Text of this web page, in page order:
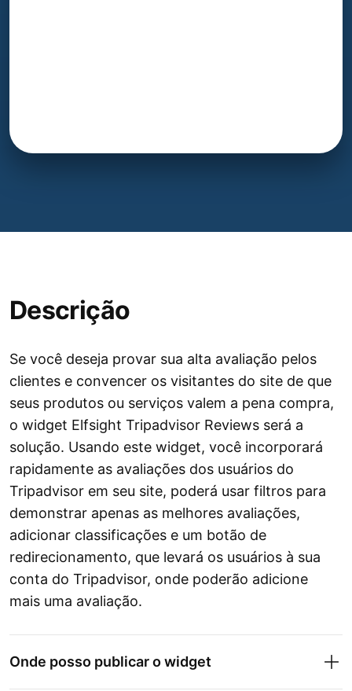
Descrição
Se você deseja provar sua alta avaliação pelos
clientes e convencer os visitantes do site de que
seus produtos ou serviços valem a pena compra,
o widget Elfsight Tripadvisor Reviews será a
solução. Usando este widget, você incorporará
rapidamente as avaliações dos usuários do
Tripadvisor em seu site, poderá usar filtros para
demonstrar apenas as melhores avaliações,
adicionar classificações e um botão de
redirecionamento, que levará os usuários à sua
conta do Tripadvisor, onde poderão adicione
mais uma avaliação.
Onde posso publicar o widget